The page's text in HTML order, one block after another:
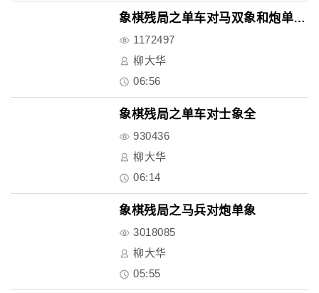
象棋残局之单车对马双象和炮单士..
1172497
柳大华
06:56
象棋残局之单车对士象全
930436
柳大华
06:14
象棋残局之马兵对炮单象
3018085
柳大华
05:55